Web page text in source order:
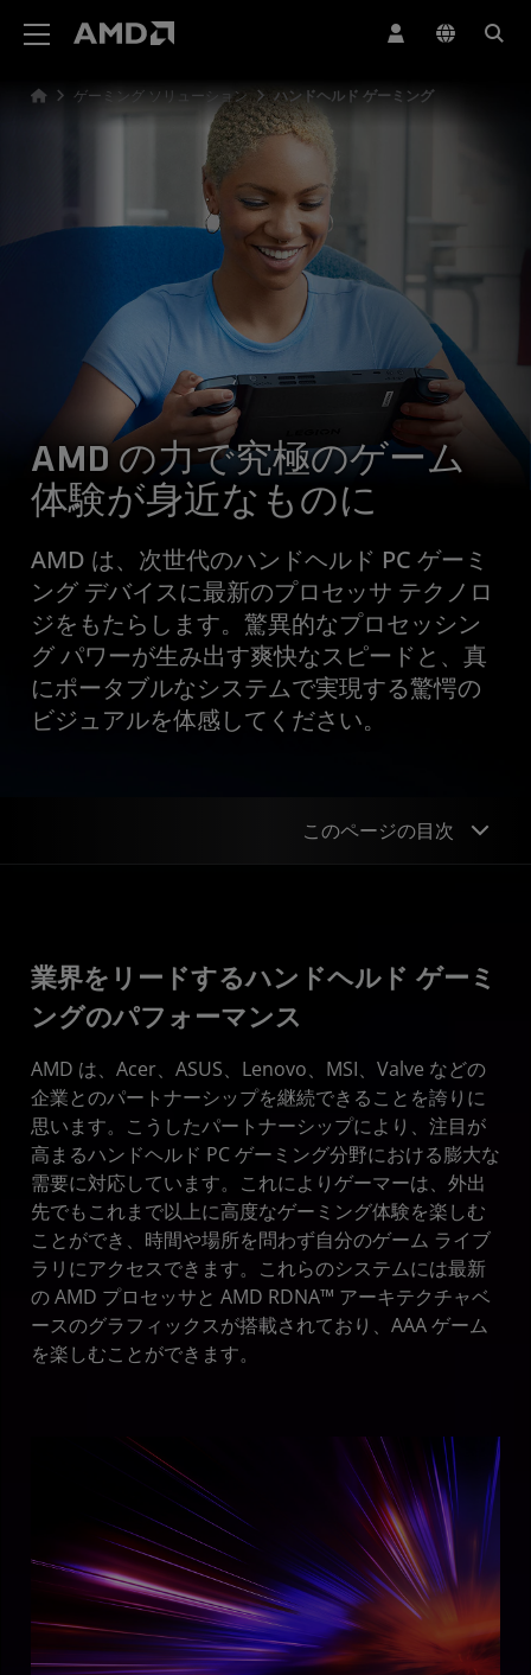
ゲーミング ソリューション ハンドヘルド ゲーミング
AMD の力で究極のゲーム
体験が身近なものに
AMD は、次世代のハンドヘルド PC ゲーミ
ング デバイスに最新のプロセッサ テクノロ
ジをもたらします。驚異的なプロセッシン
グ パワーが生み出す爽快なスピードと、真
にポータブルなシステムで実現する驚愕の
ビジュアルを体感してください。
このページの目次
業界をリードするハンドヘルド ゲーミ
ングのパフォーマンス
AMD は、Acer、ASUS、Lenovo、MSI、Valve などの
企業とのパートナーシップを継続できることを誇りに
思います。こうしたパートナーシップにより、注目が
高まるハンドヘルド PC ゲーミング分野における膨大な
需要に対応しています。これによりゲーマーは、外出
先でもこれまで以上に高度なゲーミング体験を楽しむ
ことができ、時間や場所を問わず自分のゲーム ライブ
ラリにアクセスできます。これらのシステムには最新
の AMD プロセッサと AMD RDNA™ アーキテクチャベ
ースのグラフィックスが搭載されており、AAA ゲーム
を楽しむことができます。